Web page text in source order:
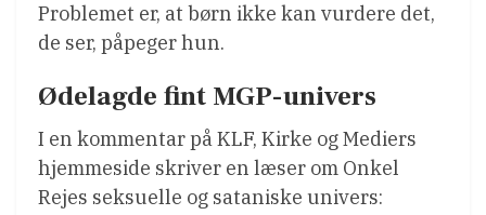
Problemet er, at børn ikke kan vurdere det,
de ser, påpeger hun.
Ødelagde fint MGP-univers
I en kommentar på KLF, Kirke og Mediers
hjemmeside skriver en læser om Onkel
Rejes seksuelle og sataniske univers: